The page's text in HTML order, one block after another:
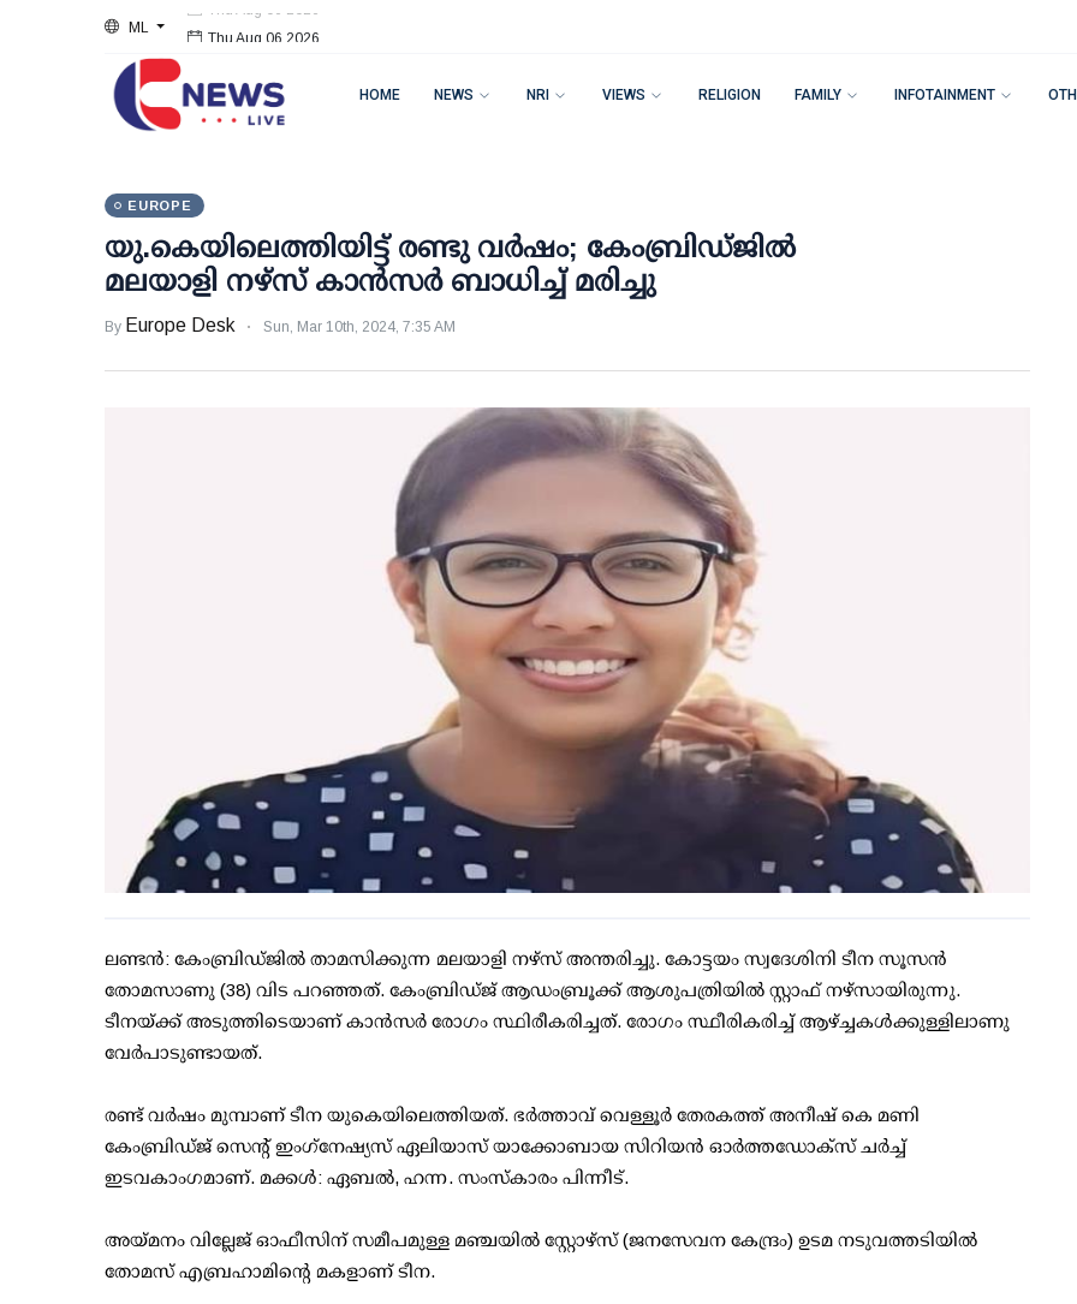
ML Thu Aug 06 2026
HOME NEWS NRI VIEWS RELIGION FAMILY INFOTAINMENT
EUROPE
യു.കെയിലെത്തിയിട്ട് രണ്ടു വര്‍ഷം; കേംബ്രിഡ്ജില്‍
മലയാളി നഴ്‌സ് കാന്‍സര്‍ ബാധിച്ച് മരിച്ചു
By Europe Desk Sun, Mar 10th, 2024, 7:35 AM
ലണ്ടന്‍: കേംബ്രിഡ്ജില്‍ താമസിക്കുന്ന മലയാളി നഴ്സ് അന്തരിച്ചു. കോട്ടയം സ്വദേശിനി ടീന സൂസന്‍
തോമസാണു (38) വിട പറഞ്ഞത്. കേംബ്രിഡ്ജ് ആഡംബ്രൂക്ക് ആശുപത്രിയില്‍ സ്റ്റാഫ് നഴ്‌സായിരുന്നു.
ടീനയ്ക്ക് അടുത്തിടെയാണ് കാന്‍സര്‍ രോഗം സ്ഥിരീകരിച്ചത്. രോഗം സ്ഥീരികരിച്ച് ആഴ്ച്ചകള്‍ക്കുള്ളിലാണു
വേര്‍പാടുണ്ടായത്.
രണ്ട് വര്‍ഷം മുമ്പാണ് ടീന യുകെയിലെത്തിയത്. ഭര്‍ത്താവ് വെള്ളൂര്‍ തേരകത്ത് അനീഷ് കെ മണി
കേംബ്രിഡ്ജ് സെന്റ് ഇംഗ്‌നേഷ്യസ് ഏലിയാസ് യാക്കോബായ സിറിയന്‍ ഓര്‍ത്തഡോക്‌സ് ചര്‍ച്ച്
ഇടവകാംഗമാണ്. മക്കള്‍: ഏബല്‍, ഹന്ന. സംസ്‌കാരം പിന്നീട്.
അയ്മനം വില്ലേജ് ഓഫീസിന് സമീപമുള്ള മഞ്ചയില്‍ സ്റ്റോഴ്‌സ് (ജനസേവന കേന്ദ്രം) ഉടമ നടുവത്തടിയില്‍
തോമസ് എബ്രഹാമിന്റെ മകളാണ് ടീന.